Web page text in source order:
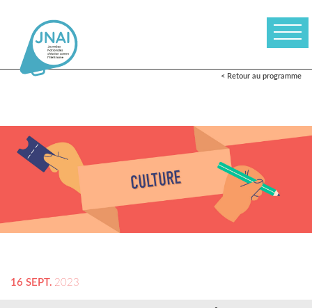
< Retour au programme
16 SEPT. 2023